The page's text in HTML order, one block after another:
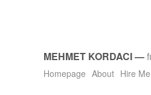
MEHMET KORDACI—
Homepage About Hire Me